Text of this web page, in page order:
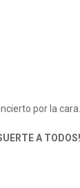
por la cara.
A